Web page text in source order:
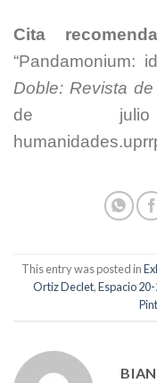
Cita
“Pandamonium:
Doble: Revista
de
This entry was posted in
Ortiz Declet,Espacio